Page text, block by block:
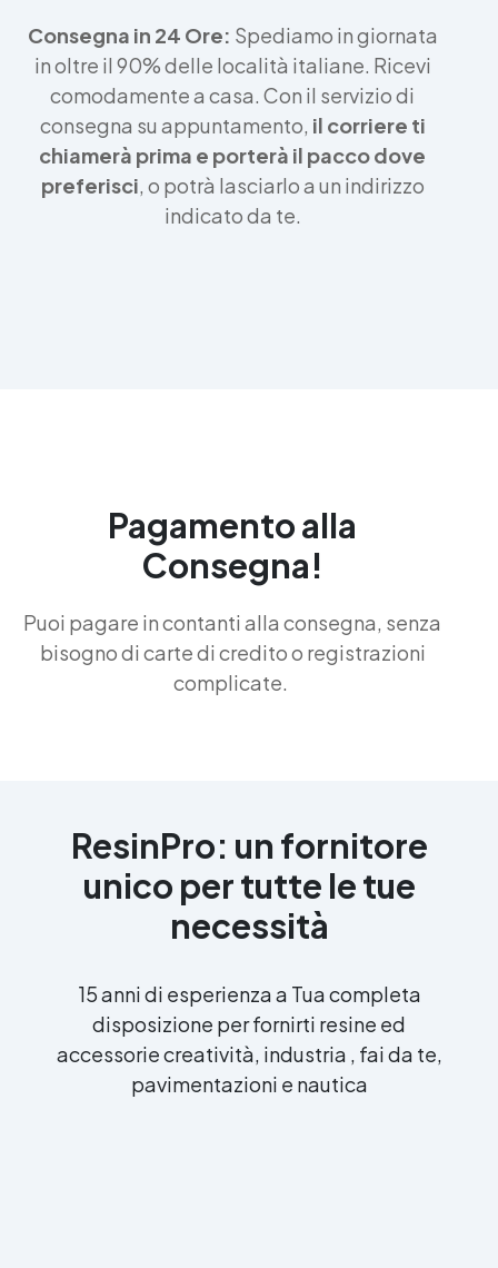
Consegna in 24 Ore: Spediamo in giornata
in oltre il 90% delle località italiane. Ricevi
comodamente a casa. Con il servizio di
consegna su appuntamento, il corriere ti
chiamerà prima e porterà il pacco dove
preferisci, o potrà lasciarlo a un indirizzo
indicato da te.
Pagamento alla
Consegna!
Puoi pagare in contanti alla consegna, senza
bisogno di carte di credito o registrazioni
complicate.
ResinPro: un fornitore
unico per tutte le tue
necessità
15 anni di esperienza a Tua completa
disposizione per fornirti resine ed
accessorie creatività, industria , fai da te,
pavimentazioni e nautica